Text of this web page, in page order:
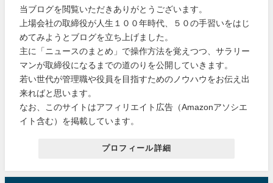
当ブログを閲覧いただきありがとうございます。
上場会社の取締役が人生１００年時代、５０の手習いをはじ
めてみようとブログを立ち上げました。
主に「ニュースのまとめ」で操作方法を覚えつつ、サラリー
マンが取締役になるまでの道のりを公開していきます。
若い世代が管理職や役員を目指すためのノウハウをお伝え出
来ればと思います。
なお、このサイトはアフィリエイト広告（Amazonアソシエ
イト含む）を掲載しています。
プロフィール詳細